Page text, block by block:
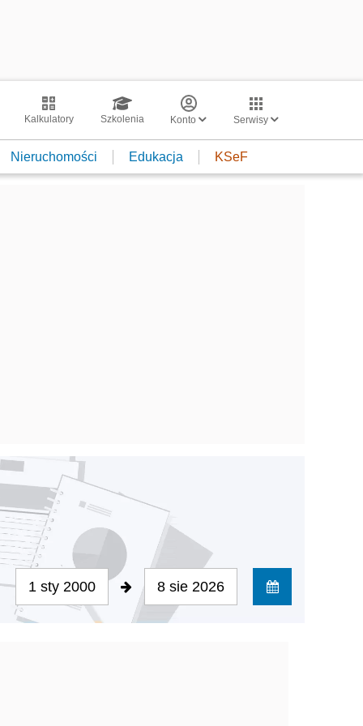
Kalkulatory Szkolenia Konto Serwisy
Nieruchomości Edukacja KSeF
1 sty 2000 8 sie 2026